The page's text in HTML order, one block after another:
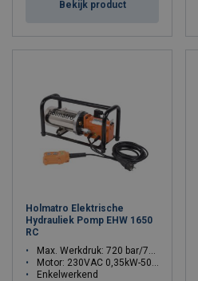
Bekijk product
Holmatro Elektrische
Hydrauliek Pomp EHW 1650
RC
Max. Werkdruk: 720 bar/72 Mpa
Motor: 230VAC 0,35kW-50Hz-1Ph
Enkelwerkend